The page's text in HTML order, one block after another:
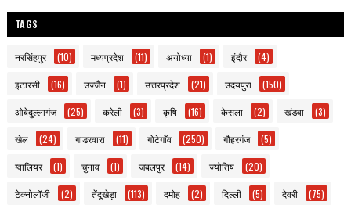
TAGS
नरसिंहपुर (10) मध्यप्रदेश (11) अयोध्या (1) इंदौर (4)
इटारसी (16) उज्जैन (1) उत्तरप्रदेश (21) उदयपुरा (150)
ओबेदुल्लागंज (25) करेली (3) कृषि (16) केसला (2) खंडवा (3)
खेल (24) गाडरवारा (11) गोटेगाँव (250) गौहरगंज (5)
ग्वालियर (1) चुनाव (1) जबलपुर (14) ज्योतिष (20)
टेक्नोलॉजी (2) तेंदूखेड़ा (113) दमोह (2) दिल्ली (5) देवरी (75)